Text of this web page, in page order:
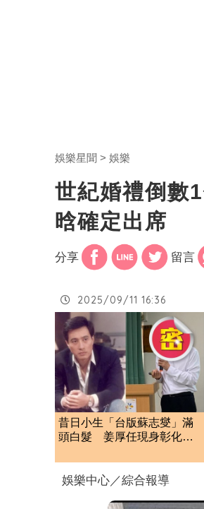
娛樂星聞 娛樂
世紀婚禮倒數
晗確定出席
分享 留言
2025/09/11 16:36
昔日小生「台版蘇志燮」滿
頭白髮 姜厚任現身彰化地
娛樂中心／綜合報導